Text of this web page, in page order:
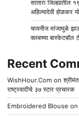
सातारा जिल्ह्यातील
अहिल्यादेवी होळकर
चायनीज मांजामुळे
क्लबच्या बास्केटबॉल
Recent
WishHour.Com on
राष्ट्रवादीचे ३७ स्टार प्रचारक
Embroidered Blouse